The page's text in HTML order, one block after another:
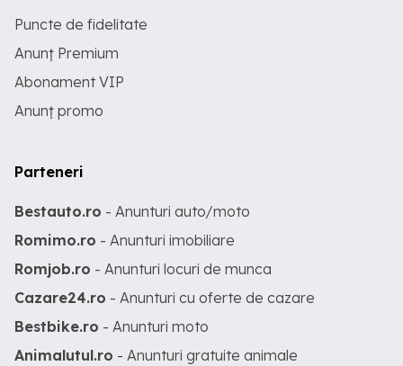
Puncte de fidelitate
Anunț Premium
Abonament VIP
Anunț promo
Parteneri
Bestauto.ro - Anunturi auto/moto
Romimo.ro - Anunturi imobiliare
Romjob.ro - Anunturi locuri de munca
Cazare24.ro - Anunturi cu oferte de cazare
Bestbike.ro - Anunturi moto
Animalutul.ro - Anunturi gratuite animale